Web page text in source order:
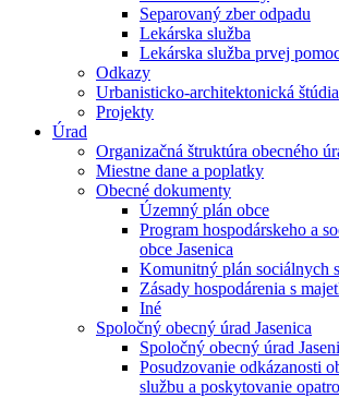
Separovaný zber odpadu
Lekárska služba
Lekárska služba prvej
Odkazy
Urbanisticko-architektonická štúdia
Projekty
Úrad
Organizačná štruktúra obecného
Miestne dane a poplatky
Obecné dokumenty
Územný plán obce
Program hospodárskeho a
obce Jasenica
Komunitný plán sociálnych
Zásady hospodárenia s
Iné
Spoločný obecný úrad Jasenica
Spoločný obecný úrad
Posudzovanie odkázanosti
službu a poskytovanie